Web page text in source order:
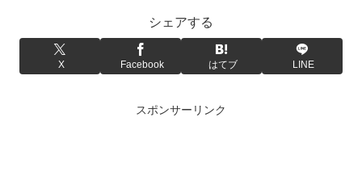
シェアする
X Facebook はてブ LINE
スポンサーリンク